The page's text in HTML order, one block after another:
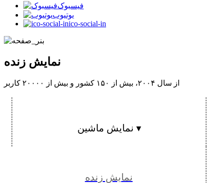
فیسبوک
یوتیوب
ico-social-in
نمایش زنده
از سال ۲۰۰۴، بیش از ۱۵۰ کشور و بیش از ۲۰۰۰۰ کاربر
نمایش ماشین ▾
نمایش زنده